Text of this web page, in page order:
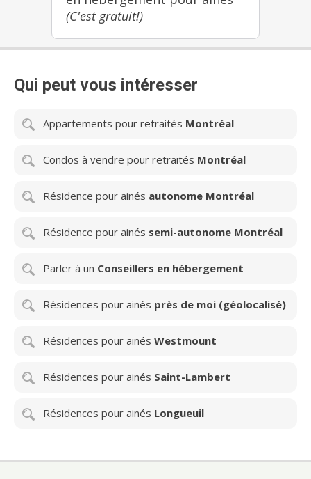
(C'est gratuit!)
Qui peut vous intéresser
Appartements pour retraités Montréal
Condos à vendre pour retraités Montréal
Résidence pour ainés autonome Montréal
Résidence pour ainés semi-autonome Montréal
Parler à un Conseillers en hébergement
Résidences pour ainés près de moi (géolocalisé)
Résidences pour ainés Westmount
Résidences pour ainés Saint-Lambert
Résidences pour ainés Longueuil